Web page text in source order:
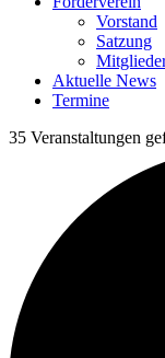
Vorstand
Satzung
Aktuelle News
Termine
35 Veranstaltungen